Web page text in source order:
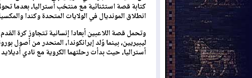
كتابة قصة استثنائية مع منتخب أستراليا، بعدما
انطلاق المونديال في الولايات المتحدة وكندا
وتحمل قصة اللاعبين أبعادا إنسانية تتجاوز كرة
ليبيريين، بينما وُلد إيرانكوندا، المنحدر من أصول
أستراليا، حيث بدأت رحلتهما الكروية مع نادي